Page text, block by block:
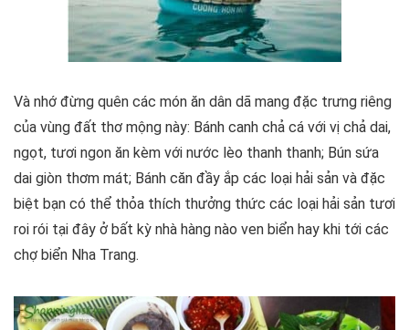
Và nhớ đừng quên các món ăn dân dã mang đặc trưng riêng
của vùng đất thơ mộng này: Bánh canh chả cá với vị chả dai,
ngọt, tươi ngon ăn kèm với nước lèo thanh thanh; Bún sứa
dai giòn thơm mát; Bánh căn đầy ắp các loại hải sản và đặc
biệt bạn có thể thỏa thích thưởng thức các loại hải sản tươi
roi rói tại đây ở bất kỳ nhà hàng nào ven biển hay khi tới các
chợ biển Nha Trang.